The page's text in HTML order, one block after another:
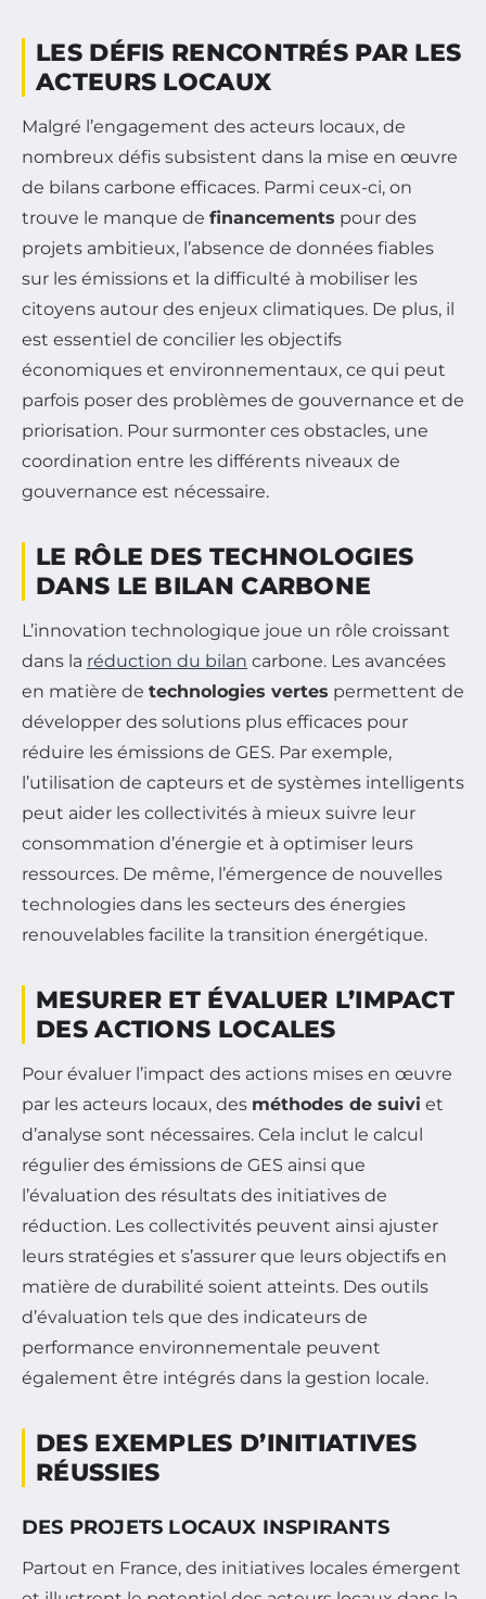
LES DÉFIS RENCONTRÉS PAR LES
ACTEURS LOCAUX
Malgré l’engagement des acteurs locaux, de
nombreux défis subsistent dans la mise en œuvre
de bilans carbone efficaces. Parmi ceux-ci, on
trouve le manque de financements pour des
projets ambitieux, l’absence de données fiables
sur les émissions et la difficulté à mobiliser les
citoyens autour des enjeux climatiques. De plus, il
est essentiel de concilier les objectifs
économiques et environnementaux, ce qui peut
parfois poser des problèmes de gouvernance et de
priorisation. Pour surmonter ces obstacles, une
coordination entre les différents niveaux de
gouvernance est nécessaire.
LE RÔLE DES TECHNOLOGIES
DANS LE BILAN CARBONE
L’innovation technologique joue un rôle croissant
dans la réduction du bilan carbone. Les avancées
en matière de technologies vertes permettent de
développer des solutions plus efficaces pour
réduire les émissions de GES. Par exemple,
l’utilisation de capteurs et de systèmes intelligents
peut aider les collectivités à mieux suivre leur
consommation d’énergie et à optimiser leurs
ressources. De même, l’émergence de nouvelles
technologies dans les secteurs des énergies
renouvelables facilite la transition énergétique.
MESURER ET ÉVALUER L’IMPACT
DES ACTIONS LOCALES
Pour évaluer l’impact des actions mises en œuvre
par les acteurs locaux, des méthodes de suivi et
d’analyse sont nécessaires. Cela inclut le calcul
régulier des émissions de GES ainsi que
l’évaluation des résultats des initiatives de
réduction. Les collectivités peuvent ainsi ajuster
leurs stratégies et s’assurer que leurs objectifs en
matière de durabilité soient atteints. Des outils
d’évaluation tels que des indicateurs de
performance environnementale peuvent
également être intégrés dans la gestion locale.
DES EXEMPLES D’INITIATIVES
RÉUSSIES
DES PROJETS LOCAUX INSPIRANTS
Partout en France, des initiatives locales émergent